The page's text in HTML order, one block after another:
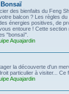
des bienfaits du Feng
balcon ? Les règles du
énergies positives, de
entoure ! Cette
"bonsaï".
Aquajardin
la découverte d'un
particulier à visiter... Ce
Aquajardin